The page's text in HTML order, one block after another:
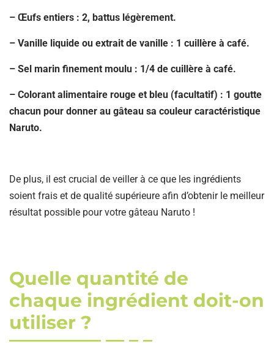
– Œufs entiers : 2, battus légèrement.
– Vanille liquide ou extrait de vanille : 1 cuillère à café.
– Sel marin finement moulu : 1/4 de cuillère à café.
– Colorant alimentaire rouge et bleu (facultatif) : 1 goutte
chacun pour donner au gâteau sa couleur caractéristique
Naruto.
De plus, il est crucial de veiller à ce que les ingrédients
soient frais et de qualité supérieure afin d’obtenir le meilleur
résultat possible pour votre gâteau Naruto !
Quelle quantité de
chaque ingrédient doit-on
utiliser ?